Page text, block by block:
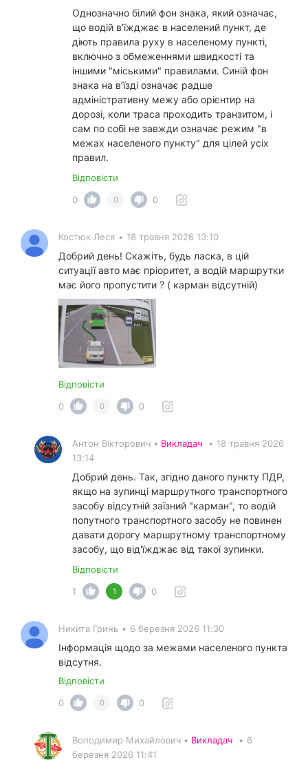
Однозначно білий фон знака, який означає,
що водій в’їжджає в населений пункт, де
діють правила руху в населеному пункті,
включно з обмеженнями швидкості та
іншими "міськими" правилами. Синій фон
знака на в’їзді означає радше
адміністративну межу або орієнтир на
дорозі, коли траса проходить транзитом, і
сам по собі не завжди означає режим "в
межах населеного пункту" для цілей усіх
правил.
Відповісти
0
0 0
Костюк Леся • 18 травня 2026 13:10
Добрий день! Скажіть, будь ласка, в цій
ситуації авто має пріоритет, а водій маршрутки
має його пропустити ? ( карман відсутній)
Відповісти
0
0 0
Антон Вікторович • Викладач • 18 травня 2026
13:14
Добрий день. Так, згідно даного пункту ПДР,
якщо на зупинці маршрутного транспортного
засобу відсутній заїзний "карман", то водій
попутного транспортного засобу не повинен
давати дорогу маршрутному транспортному
засобу, що від'їжджає від такої зупинки.
Відповісти
1
1 0
Никита Гринь • 6 березня 2026 11:30
Інформація щодо за межами населеного пункта
відсутня.
Відповісти
0
0 0
Володимир Михайлович • Викладач • 6
березня 2026 11:41